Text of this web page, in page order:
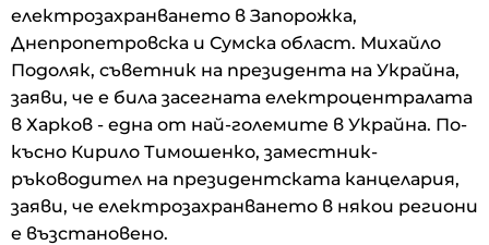
електрозахранването в Запорожка,
Днепропетровска и Сумска област. Михайло
Подоляк, съветник на президента на Украйна,
заяви, че е била засегната електроцентралата
в Харков - една от най-големите в Украйна. По-
късно Кирило Тимошенко, заместник-
ръководител на президентската канцелария,
заяви, че електрозахранването в някои региони
е възстановено.